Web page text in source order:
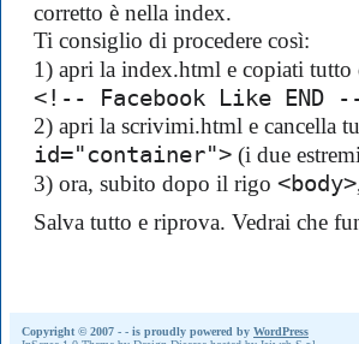
corretto è nella index.
Ti consiglio di procedere così:
1) apri la index.html e copiati tutto
<!-- Facebook Like END
2) apri la scrivimi.html e cancella
id="container"> (i due
3) ora, subito dopo il rigo <body>
Salva tutto e riprova. Vedrai che
Copyright © 2007 - - is proudly powered by WordPress